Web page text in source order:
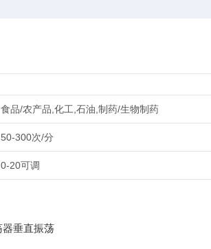
食品/农产品,化工,石油,制药/生物制药
50-300次/分
0-20可调